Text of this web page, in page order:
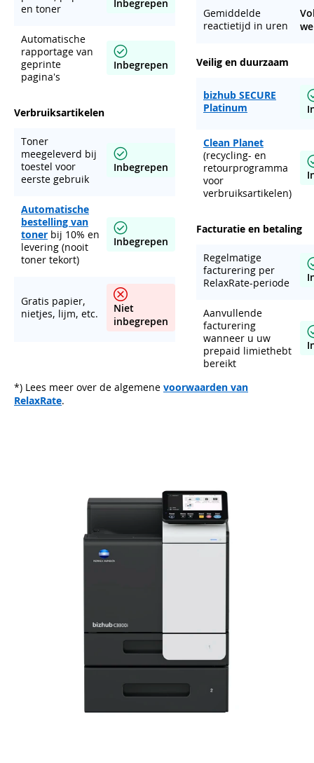
en toner
Inbegrepen
Automatische
rapportage van
geprinte
pagina's
Inbegrepen
Verbruiksartikelen
Toner
meegeleverd bij
toestel voor
eerste gebruik
Inbegrepen
Automatische
bestelling van
toner bij 10% en
levering (nooit
toner tekort)
Inbegrepen
Gratis papier,
nietjes, lijm, etc.
Niet
inbegrepen
Gemiddelde
reactietijd in uren
Veilig en duurzaam
bizhub SECURE
Platinum
Clean Planet
(recycling- en
retourprogramma
voor
verbruiksartikelen)
Facturatie en betaling
Regelmatige
facturering per
RelaxRate-periode
Aanvullende
facturering
wanneer u uw
prepaid limiethebt
bereikt
*) Lees meer over de algemene voorwaarden van
RelaxRate.